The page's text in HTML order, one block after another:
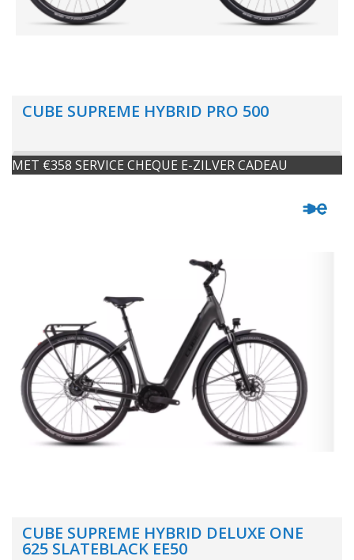
CUBE SUPREME HYBRID PRO 500
MET €358 SERVICE CHEQUE E-ZILVER CADEAU
CUBE SUPREME HYBRID DELUXE ONE
625 SLATEBLACK EE50